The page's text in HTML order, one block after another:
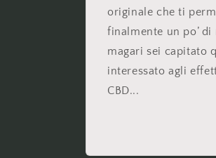
originale che ti
finalmente un po’
magari sei capitato
interessato agli
CBD...